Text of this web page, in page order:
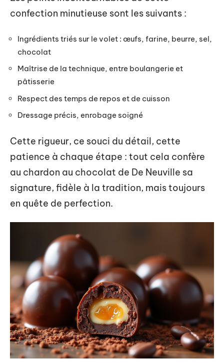
confection minutieuse sont les suivants :
Ingrédients triés sur le volet : œufs, farine, beurre, sel,
chocolat
Maîtrise de la technique, entre boulangerie et
pâtisserie
Respect des temps de repos et de cuisson
Dressage précis, enrobage soigné
Cette rigueur, ce souci du détail, cette
patience à chaque étape : tout cela confère
au chardon au chocolat de De Neuville sa
signature, fidèle à la tradition, mais toujours
en quête de perfection.